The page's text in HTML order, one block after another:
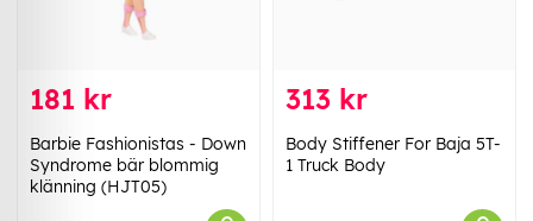
181 kr
Barbie Fashionistas - Down
Syndrome bär blommig
klänning (HJT05)
313 kr
Body Stiffener For Baja 5T-
1 Truck Body